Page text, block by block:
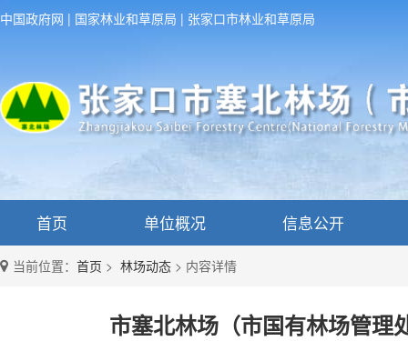
中国政府网 | 国家林业和草原局 | 张家口市林业和草原局
首页 单位概况 信息公开
当前位置： 首页 > 林场动态 > 内容详情
市塞北林场（市国有林场管理